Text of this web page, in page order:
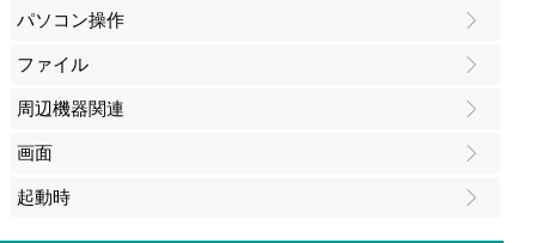
パソコン操作
ファイル
周辺機器関連
画面
起動時